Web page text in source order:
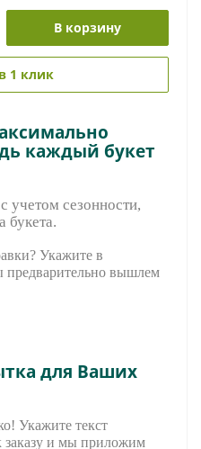
В корзину
1 клик
каждый букет
учетом сезонности,
букета.
Укажите в
предварительно вышлем
для Ваших
Укажите текст
заказу и мы приложим